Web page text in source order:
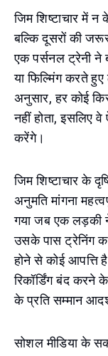
जिम शिष्टाचार में
बल्कि दूसरों की
एक पर्सनल ट्रेनी ने
या फिल्मिंग करते
अनुसार, हर कोई
नहीं होता, इसलिए
करेंगे।
जिम शिष्टाचार के
अनुमति मांगना
गया जब एक लड़की
उसके पास ट्रेनिंग
होने से कोई आपत्ति
रिकॉर्डिंग बंद करने
के प्रति सम्मान
सोशल मीडिया के